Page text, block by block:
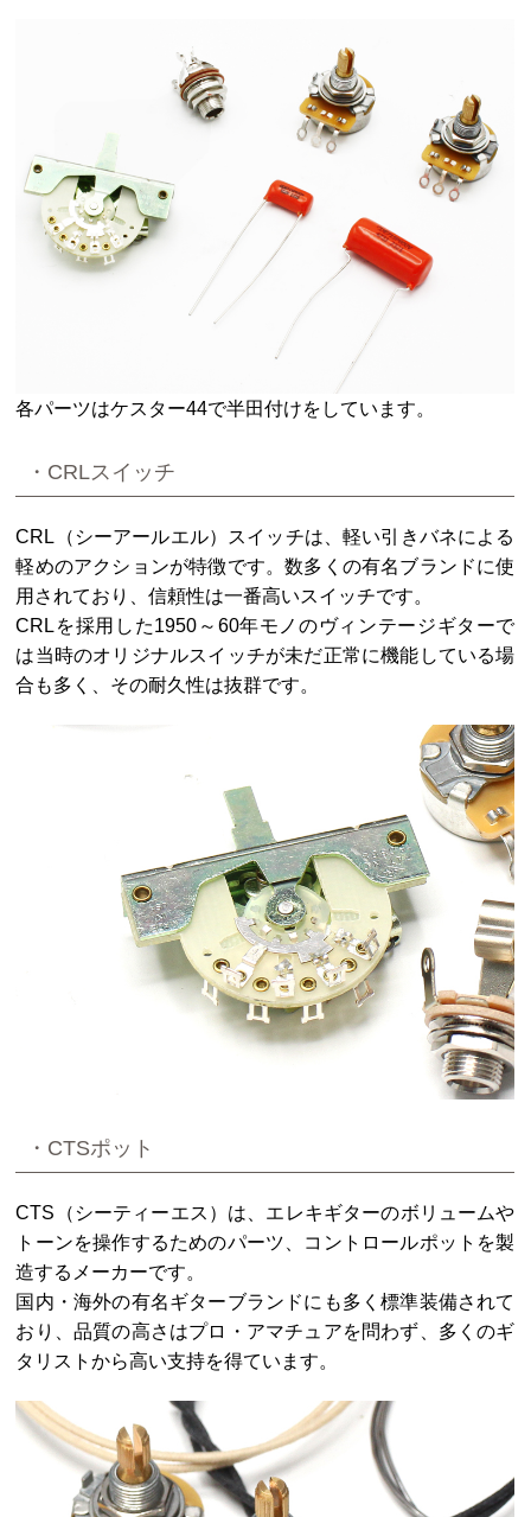
各パーツはケスター44で半田付けをしています。
・CRLスイッチ
CRL（シーアールエル）スイッチは、軽い引きバネによる
軽めのアクションが特徴です。数多くの有名ブランドに使
用されており、信頼性は一番高いスイッチです。
CRLを採用した1950～60年モノのヴィンテージギターで
は当時のオリジナルスイッチが未だ正常に機能している場
合も多く、その耐久性は抜群です。
・CTSポット
CTS（シーティーエス）は、エレキギターのボリュームや
トーンを操作するためのパーツ、コントロールポットを製
造するメーカーです。
国内・海外の有名ギターブランドにも多く標準装備されて
おり、品質の高さはプロ・アマチュアを問わず、多くのギ
タリストから高い支持を得ています。